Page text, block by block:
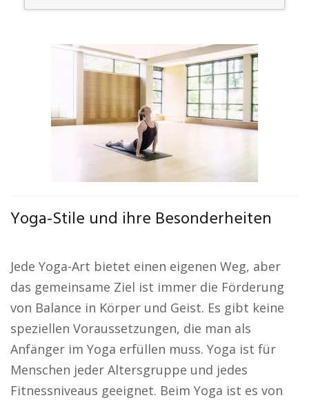
Yoga-Stile und ihre Besonderheiten
Jede Yoga-Art bietet einen eigenen Weg, aber
das gemeinsame Ziel ist immer die Förderung
von Balance in Körper und Geist. Es gibt keine
speziellen Voraussetzungen, die man als
Anfänger im Yoga erfüllen muss. Yoga ist für
Menschen jeder Altersgruppe und jedes
Fitnessniveaus geeignet. Beim Yoga ist es von